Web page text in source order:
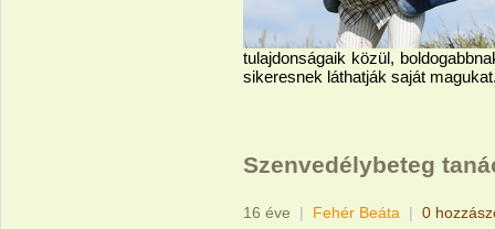
tulajdonságaik közül,
sikeresnek láthatják saját
Szenvedélybeteg
16 éve | Fehér Beáta | 0